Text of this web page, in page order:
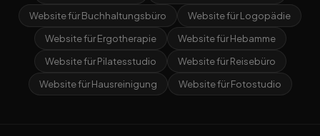
Website für Buchhaltungsbüro
Website für Logopädie
Website für Ergotherapie
Website für Hebamme
Website für Pilatesstudio
Website für Reisebüro
Website für Hausreinigung
Website für Fotostudio